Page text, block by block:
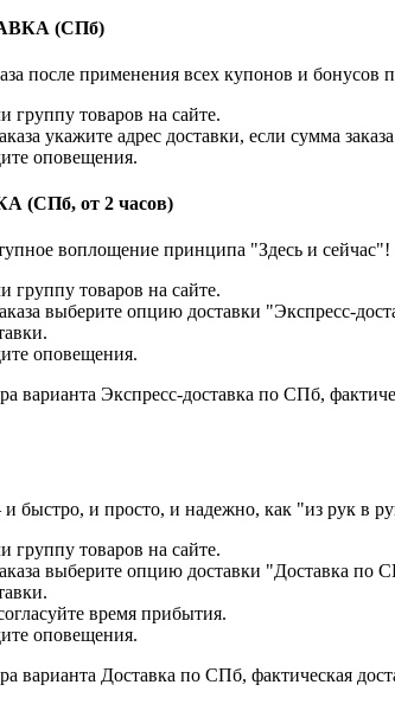
(СПб)
после применения всех купонов и
группу товаров на сайте.
укажите адрес доставки, если сумма
оповещения.
от 2 часов)
воплощение принципа "Здесь и
группу товаров на сайте.
выберите опцию доставки "Экспресс-
оповещения.
варианта Экспресс-доставка по СПб,
быстро, и просто, и надежно, как "из рук в
группу товаров на сайте.
выберите опцию доставки "Доставка по
время прибытия.
оповещения.
варианта Доставка по СПб, фактическая